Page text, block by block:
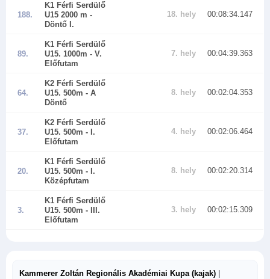
188.
K1 Férfi Serdülő
U15 2000 m -
Döntő I.
18. hely 00:08:34.147
89.
K1 Férfi Serdülő
U15. 1000m - V.
Előfutam
7. hely 00:04:39.363
64.
K2 Férfi Serdülő
U15. 500m - A
Döntő
8. hely 00:02:04.353
37.
K2 Férfi Serdülő
U15. 500m - I.
Előfutam
4. hely 00:02:06.464
20.
K1 Férfi Serdülő
U15. 500m - I.
Középfutam
8. hely 00:02:20.314
3.
K1 Férfi Serdülő
U15. 500m - III.
Előfutam
3. hely 00:02:15.309
Kammerer Zoltán Regionális Akadémiai Kupa (kajak) |